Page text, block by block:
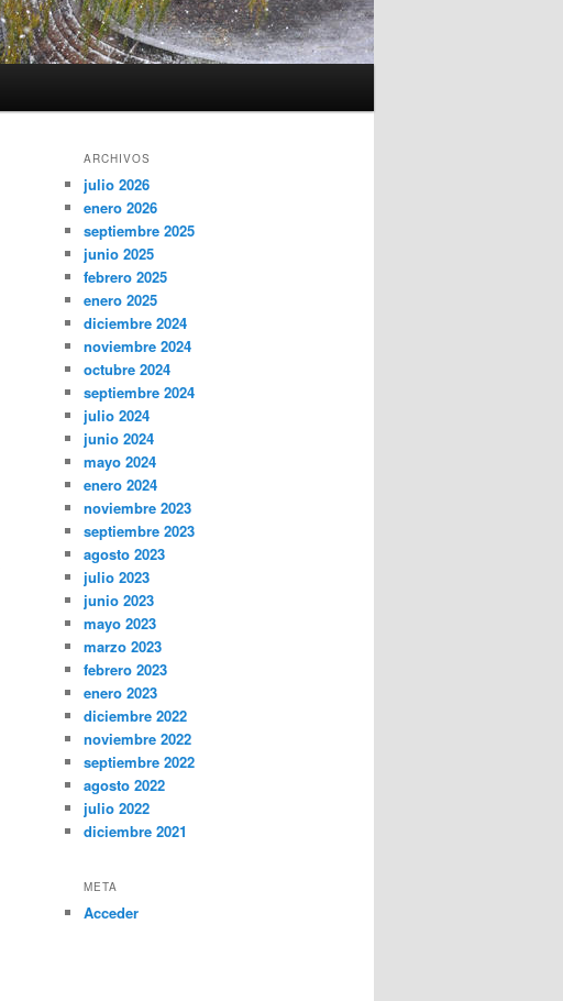
ARCHIVOS
julio 2026
enero 2026
septiembre 2025
junio 2025
febrero 2025
enero 2025
diciembre 2024
noviembre 2024
octubre 2024
septiembre 2024
julio 2024
junio 2024
mayo 2024
enero 2024
noviembre 2023
septiembre 2023
agosto 2023
julio 2023
junio 2023
mayo 2023
marzo 2023
febrero 2023
enero 2023
diciembre 2022
noviembre 2022
septiembre 2022
agosto 2022
julio 2022
diciembre 2021
META
Acceder